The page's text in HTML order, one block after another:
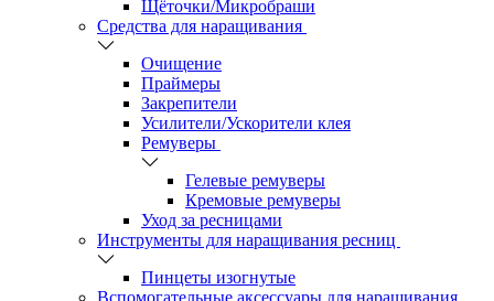
Щёточки/Микробраши
Средства для наращивания
Очищение
Праймеры
Закрепители
Усилители/Ускорители клея
Ремуверы
Гелевые ремуверы
Кремовые ремуверы
Уход за ресницами
Инструменты для наращивания ресниц
Пинцеты изогнутые
Вспомогательные аксессуары для наращивания